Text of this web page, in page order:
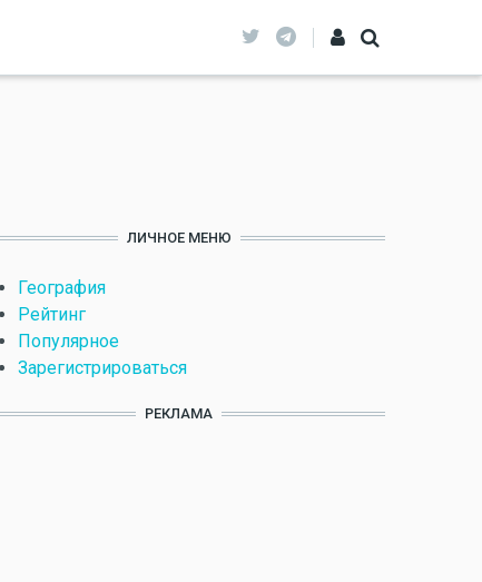
ЛИЧНОЕ МЕНЮ
География
Рейтинг
Популярное
Зарегистрироваться
РЕКЛАМА